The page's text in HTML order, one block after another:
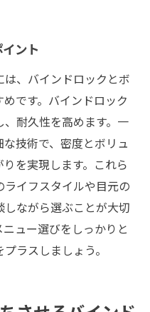
ント
、バインドロックとボ
です。バインドロック
耐久性を高めます。一
技術で、密度とボリュ
を実現します。これら
イフスタイルや目元の
ながら選ぶことが大切
ュー選びをしっかりと
ラスしましょう。